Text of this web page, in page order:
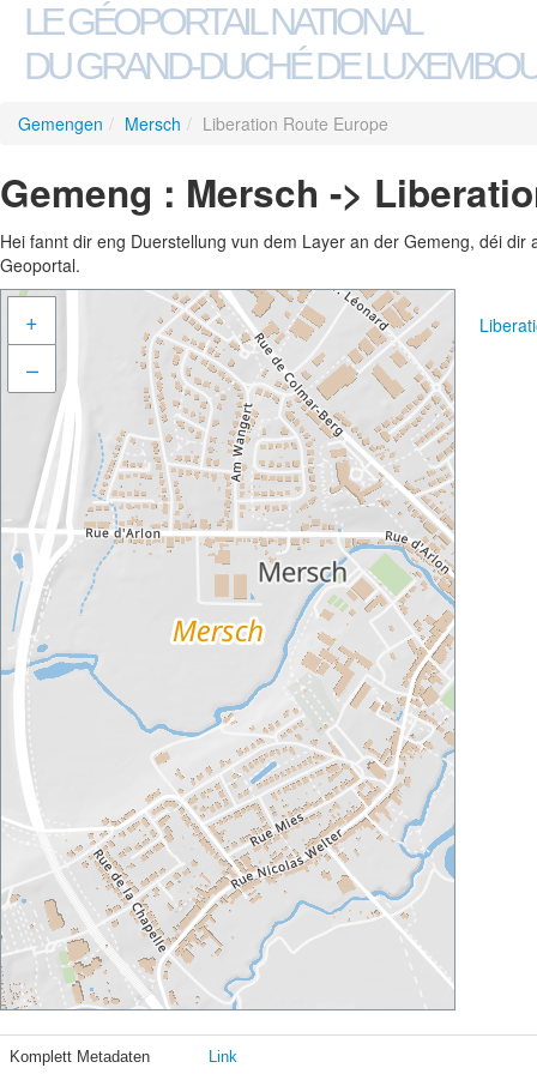
LE GÉOPORTAIL NATIONAL
DU GRAND-DUCHÉ DE
Gemengen / Mersch / Liberation Route Europe
Gemeng : Mersch ->
Hei fannt dir eng Duerstellung vun dem Layer an der Gemeng, déi
Geoportal.
+
–
Komplett Metadaten Link